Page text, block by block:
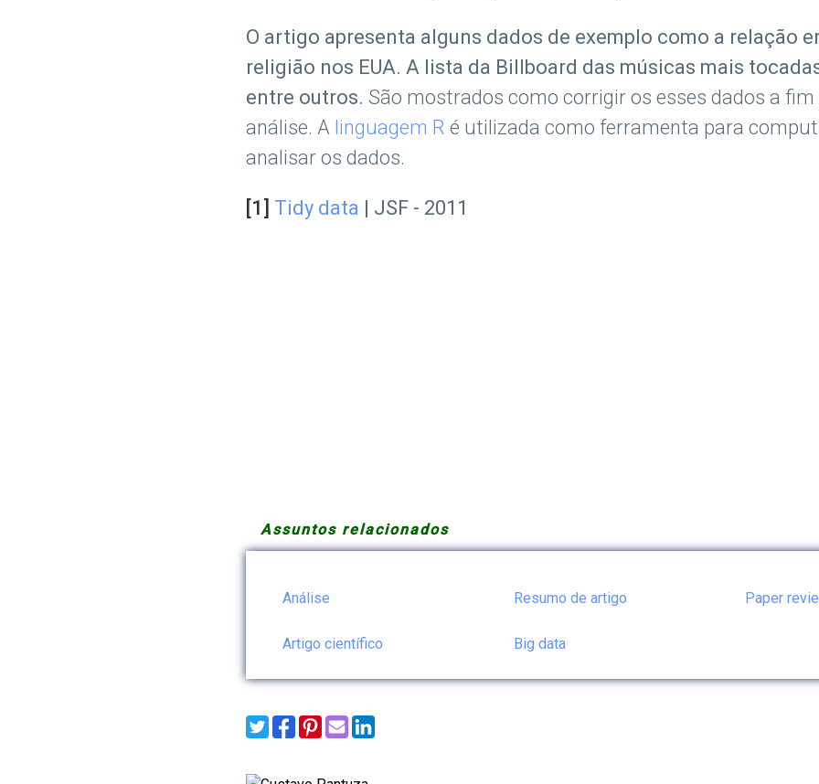
O artigo apresenta alguns dados de exemplo como a relação
religião nos EUA. A lista da Billboard das músicas mais
entre outros. São mostrados como corrigir os esses dados a
análise. A linguagem R é utilizada como ferramenta para
analisar os dados.
[1] Tidy data | JSF - 2011
Assuntos relacionados
Análise Resumo de artigo Paper
Artigo científico Big data